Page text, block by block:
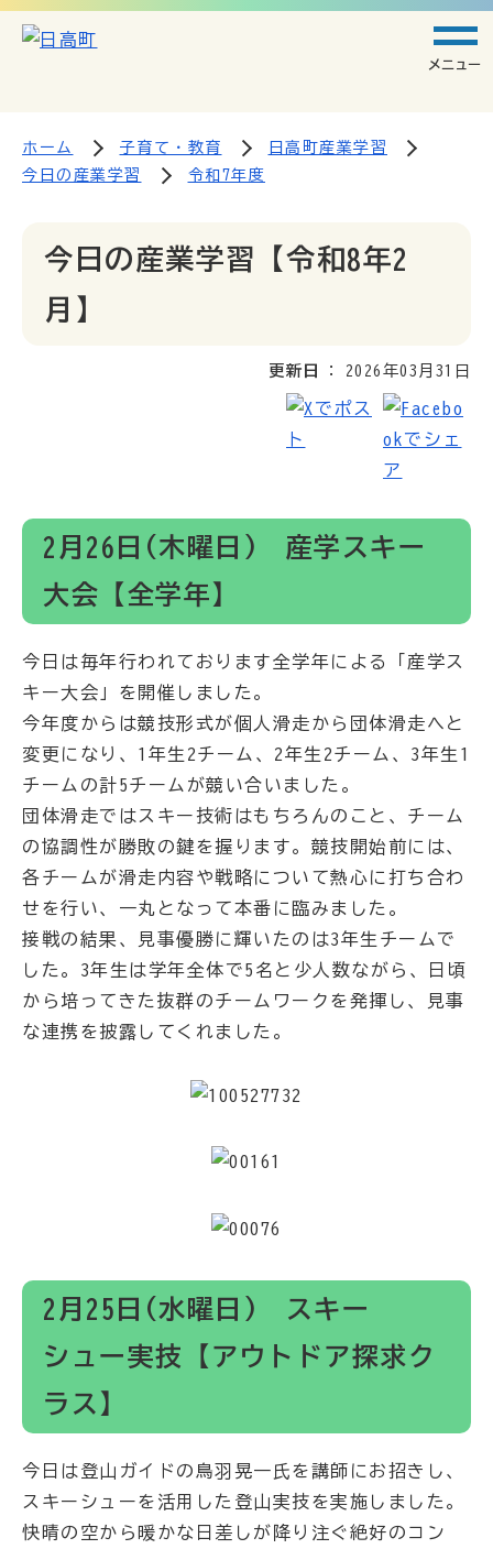
メニュー
ホーム 子育て・教育
日高町産業学習
今日の産業学習
令和7年度
今日の産業学習【令和8年2
月】
更新日 2026年03月31日
2月26日(木曜日) 産学スキー
大会【全学年】
今日は毎年行われております全学年による「産学ス
キー大会」を開催しました。
今年度からは競技形式が個人滑走から団体滑走へと
変更になり、1年生2チーム、2年生2チーム、3年生1
チームの計5チームが競い合いました。
団体滑走ではスキー技術はもちろんのこと、チーム
の協調性が勝敗の鍵を握ります。競技開始前には、
各チームが滑走内容や戦略について熱心に打ち合わ
せを行い、一丸となって本番に臨みました。
接戦の結果、見事優勝に輝いたのは3年生チームで
した。3年生は学年全体で5名と少人数ながら、日頃
から培ってきた抜群のチームワークを発揮し、見事
な連携を披露してくれました。
2月25日(水曜日) スキー
シュー実技【アウトドア探求ク
ラス】
今日は登山ガイドの鳥羽晃一氏を講師にお招きし、
スキーシューを活用した登山実技を実施しました。
快晴の空から暖かな日差しが降り注ぐ絶好のコン